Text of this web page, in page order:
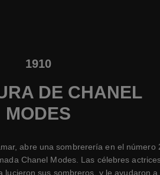
1910
DE CHANEL
MODES
abre una sombrerería en el número
Chanel Modes. Las célebres
lucieron sus sombreros, y le ayudaron a